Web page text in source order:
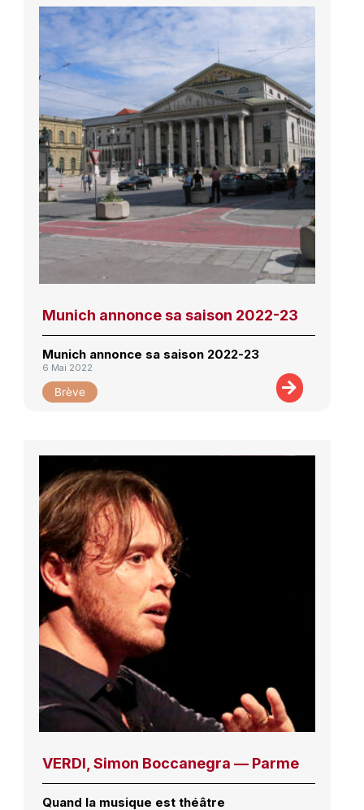
Munich annonce sa saison 2022-23
Munich annonce sa saison 2022-23
6 Mai 2022
Brève
VERDI, Simon Boccanegra — Parme
Quand la musique est théâtre